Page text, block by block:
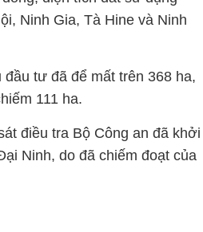
Ninh Gia, Tà Hine và Ninh
tư đã để mất trên 368 ha,
111 ha.
điều tra Bộ Công an đã khởi
Ninh, do đã chiếm đoạt của